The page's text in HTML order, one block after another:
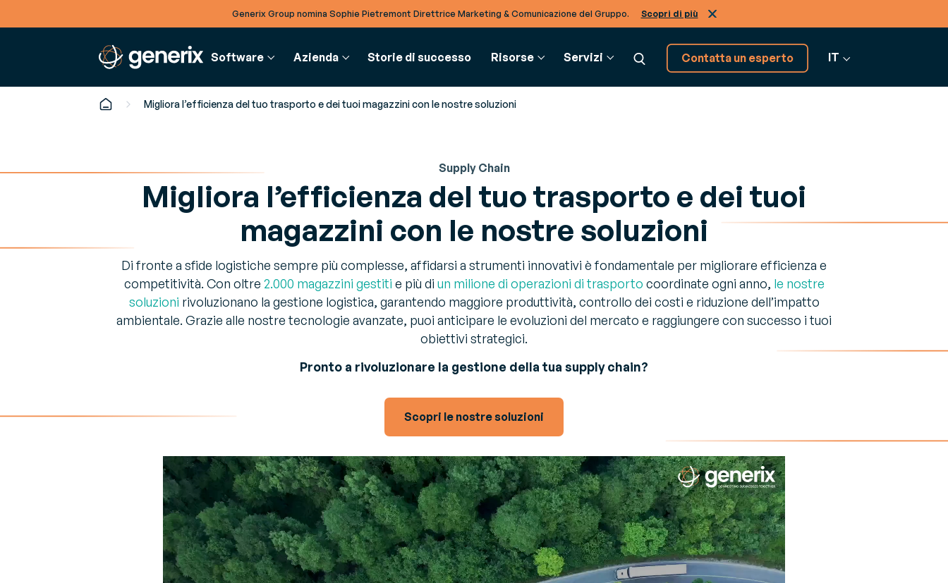
Generix Group nomina Sophie Pietremont Direttrice Marketing & Comunicazione del Gruppo. Scopri di più
Software
Fatturazione Elettronica
Digitalizza la fatturazione in
Gestione risorse - RMS
Ottimizza la gestione delle
risorse in magazzino
Massimizza l’efficienza in tutto il
magazzino
Gestione Trasporti - TMS
Ottimizza i trasporti e riduci la
Costruisci una supply chain
snella ed efficiente
Software EDI
Digitalizza tutte le transazioni
multi-aziendali
Integra digitalmente tutti i
partner
Vai a tutti i software
Azienda
Governance
Conosci i nostri manager corporate e locali
Entra a far parte di un team globale
Notizie & Eventi
Rimani aggiornato su news ed eventi
Partner
Un ricco ecosistema di partner al tuo servizio
Storie di successo Risorse
Articoli del blog
Approfondimenti e notizie per essere
sempre informati sulle ultime tendenze del
settore
E-book
Studi approfonditi e consulenza degli esperti
per ottimizzare i tuoi processi aziendali
esperti sulle sfide e sulle soluzioni del settore
Glossario
Servizi
Consulenza
Affronta le sfide del tuo settore
Contatta un esperto IT
Migliora l’efficienza del tuo trasporto e dei tuoi magazzini con le nostre soluzioni
Supply Chain
Migliora l’efficienza del tuo trasporto e dei tuoi
magazzini con le nostre soluzioni
Di fronte a sfide logistiche sempre più complesse, affidarsi a strumenti innovativi è fondamentale per migliorare efficienza e
competitività. Con oltre 2.000 magazzini gestiti e più di un milione di operazioni di trasporto coordinate ogni anno, le nostre
soluzioni rivoluzionano la gestione logistica, garantendo maggiore produttività, controllo dei costi e riduzione dell’impatto
ambientale. Grazie alle nostre tecnologie avanzate, puoi anticipare le evoluzioni del mercato e raggiungere con successo i tuoi
obiettivi strategici.
Pronto a rivoluzionare la gestione della tua supply chain?
Scopri le nostre soluzioni
Video
Player